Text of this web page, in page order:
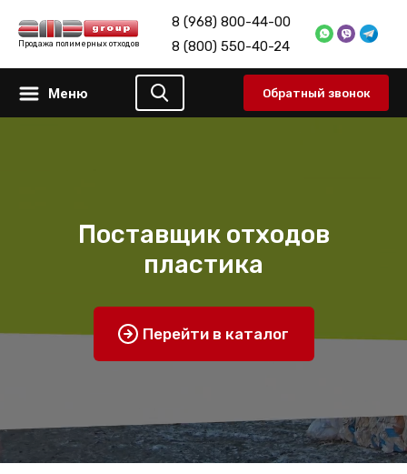
Продажа полимерных отходов
8 (968) 800-44-00
8 (800) 550-40-24
Меню Обратный звонок
Поставщик отходов
пластика
Перейти в каталог